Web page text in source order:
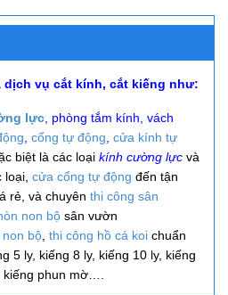
dịch vụ cắt kính, cắt kiếng như:
lực , phòng tắm kính, vách
cổng tự động cửa kính tự
biệt là các loại kính cường lực và
cửa cổng tự động đến tận
rẻ, và chuyên thi công sân
non bộ sân vườn
bộ thi công hồ cá koi chuẩn
5 ly, kiếng 8 ly, kiếng 10 ly, kiếng
phun mờ….